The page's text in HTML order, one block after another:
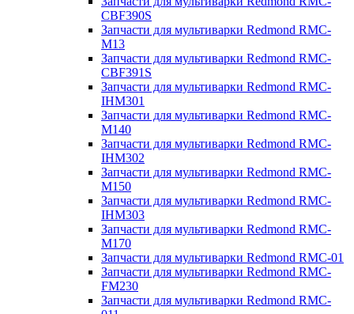
CBF390S
Запчасти для мультиварки Redmond RMC-
M13
Запчасти для мультиварки Redmond RMC-
CBF391S
Запчасти для мультиварки Redmond RMC-
IHM301
Запчасти для мультиварки Redmond RMC-
M140
Запчасти для мультиварки Redmond RMC-
IHM302
Запчасти для мультиварки Redmond RMC-
M150
Запчасти для мультиварки Redmond RMC-
IHM303
Запчасти для мультиварки Redmond RMC-
M170
Запчасти для мультиварки Redmond RMC-01
Запчасти для мультиварки Redmond RMC-
FM230
Запчасти для мультиварки Redmond RMC-